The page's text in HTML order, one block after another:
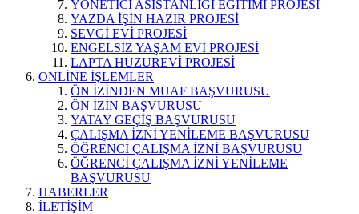
YÖNETİCİ ASİSTANLIĞI EĞİTİMİ PROJESİ
YAZDA İŞİN HAZIR PROJESİ
SEVGİ EVİ PROJESİ
ENGELSİZ YAŞAM EVİ PROJESİ
LAPTA HUZUREVİ PROJESİ
ONLİNE İŞLEMLER
ÖN İZİNDEN MUAF BAŞVURUSU
ÖN İZİN BAŞVURUSU
YATAY GEÇİŞ BAŞVURUSU
ÇALIŞMA İZNİ YENİLEME BAŞVURUSU
ÖĞRENCİ ÇALIŞMA İZNİ BAŞVURUSU
ÖĞRENCİ ÇALIŞMA İZNİ YENİLEME
BAŞVURUSU
HABERLER
İLETİŞİM